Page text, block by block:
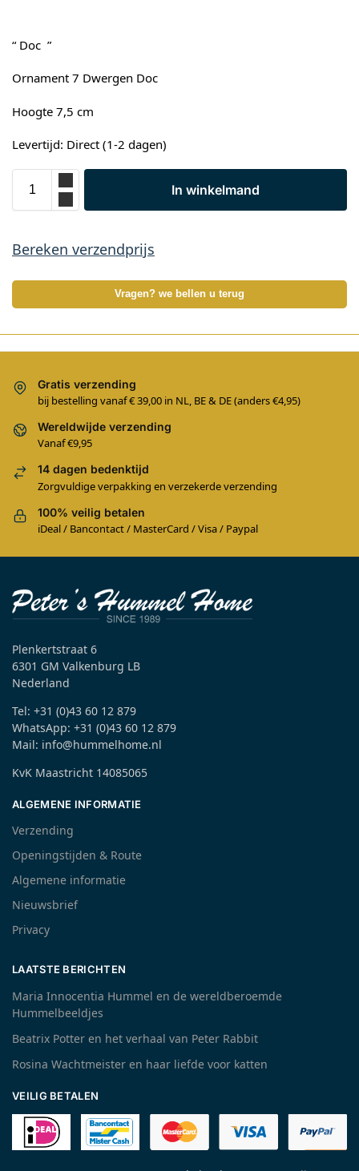
“ Doc ”
Ornament 7 Dwergen Doc
Hoogte 7,5 cm
Levertijd: Direct (1-2 dagen)
In winkelmand
Bereken verzendprijs
Vragen? we bellen u terug
Gratis verzending
bij bestelling vanaf € 39,00 in NL, BE & DE (anders €4,95)
Wereldwijde verzending
Vanaf €9,95
14 dagen bedenktijd
Zorgvuldige verpakking en verzekerde verzending
100% veilig betalen
iDeal / Bancontact / MasterCard / Visa / Paypal
Plenkertstraat 6
6301 GM Valkenburg LB
Nederland
Tel: +31 (0)43 60 12 879
WhatsApp: +31 (0)43 60 12 879
Mail: info@hummelhome.nl
KvK Maastricht 14085065
ALGEMENE INFORMATIE
Verzending
Openingstijden & Route
Algemene informatie
Nieuwsbrief
Privacy
LAATSTE BERICHTEN
Maria Innocentia Hummel en de wereldberoemde
Hummelbeeldjes
Beatrix Potter en het verhaal van Peter Rabbit
Rosina Wachtmeister en haar liefde voor katten
VEILIG BETALEN